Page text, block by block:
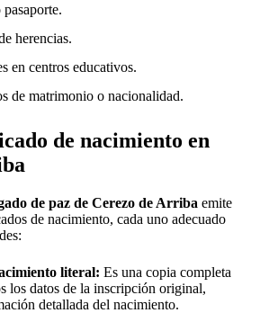
herencias.
en centros educativos.
de matrimonio o nacionalidad.
de nacimiento en
de paz de Cerezo de Arriba emite
de nacimiento, cada uno adecuado
literal: Es una copia completa
los datos de la inscripción original,
detallada del nacimiento.